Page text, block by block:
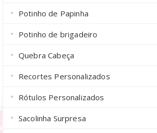
Potinho de Papinha
Potinho de brigadeiro
Quebra Cabeça
Recortes Personalizados
Rótulos Personalizados
Sacolinha Surpresa